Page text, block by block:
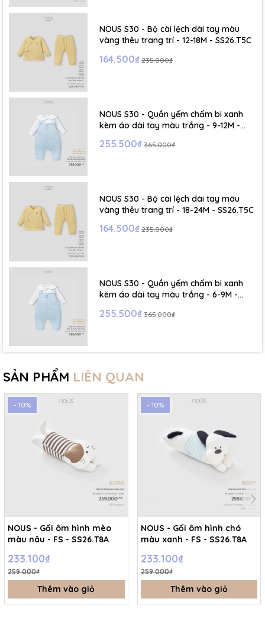
NOUS S30 - Bộ cài lệch dài tay màu
vàng thêu trang trí - 12-18M - SS26.T5C
164.500₫ 235.000₫
NOUS S30 - Quần yếm chấm bi xanh
kèm áo dài tay màu trắng - 9-12M -
255.500₫ 365.000₫
NOUS S30 - Bộ cài lệch dài tay màu
vàng thêu trang trí - 18-24M - SS26.T5C
164.500₫ 235.000₫
NOUS S30 - Quần yếm chấm bi xanh
kèm áo dài tay màu trắng - 6-9M -
255.500₫ 365.000₫
SẢN PHẨM LIÊN QUAN
- 10%
NOUS - Gối ôm hình mèo
màu nâu - FS - SS26.T8A
233.100₫
259.000₫
Thêm vào giỏ
- 10%
NOUS - Gối ôm hình chó
màu xanh - FS - SS26.T8A
233.100₫
259.000₫
Thêm vào giỏ